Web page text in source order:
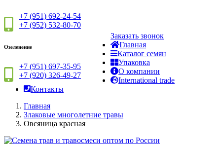
+7 (951) 692-24-54
+7 (952) 532-80-70
Озеленение
+7 (951) 697-35-95
+7 (920) 326-49-27
Заказать звонок
Главная
Каталог семян
Упаковка
О компании
International trade
Контакты
Главная
Злаковые многолетние травы
Овсяница красная